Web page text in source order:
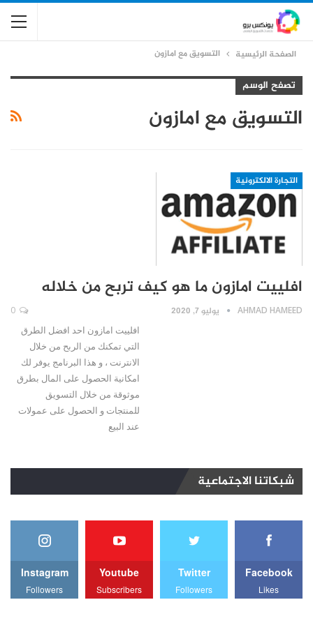
الصفحة الرئيسية التسويق مع امازون
تصفح الوسم
التسويق مع امازون
التجارة الالكترونية
افلييت امازون ما هو كيف تربح من خلاله
AHMAD HAMEED يوليو 7, 2020
افلييت امازون احد افضل الطرق
التي تمكنك من الربح من خلال
الانترنت ، و هذا البرنامج يوفر لك
امكانية الحصول على المال بطرق
موثوقة من خلال التسويق
للمنتجات و الحصول على عمولات
عند البيع
شبكاتنا الاجتماعية
Facebook
Likes
Twitter
Followers
Youtube
Subscribers
Instagram
Followers